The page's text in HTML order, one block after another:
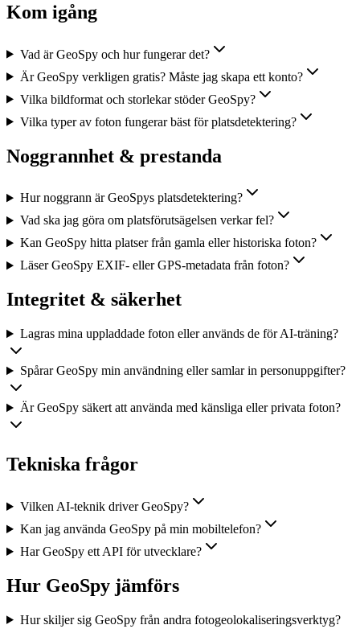
Kom igång
Vad är GeoSpy och hur fungerar det?
Är GeoSpy verkligen gratis? Måste jag skapa ett konto?
Vilka bildformat och storlekar stöder GeoSpy?
Vilka typer av foton fungerar bäst för platsdetektering?
Noggrannhet & prestanda
Hur noggrann är GeoSpys platsdetektering?
Vad ska jag göra om platsförutsägelsen verkar fel?
Kan GeoSpy hitta platser från gamla eller historiska foton?
Läser GeoSpy EXIF- eller GPS-metadata från foton?
Integritet & säkerhet
Lagras mina uppladdade foton eller används de för AI-träning?
Spårar GeoSpy min användning eller samlar in personuppgifter?
Är GeoSpy säkert att använda med känsliga eller privata foton?
Tekniska frågor
Vilken AI-teknik driver GeoSpy?
Kan jag använda GeoSpy på min mobiltelefon?
Har GeoSpy ett API för utvecklare?
Hur GeoSpy jämförs
Hur skiljer sig GeoSpy från andra fotogeolokaliseringsverktyg?